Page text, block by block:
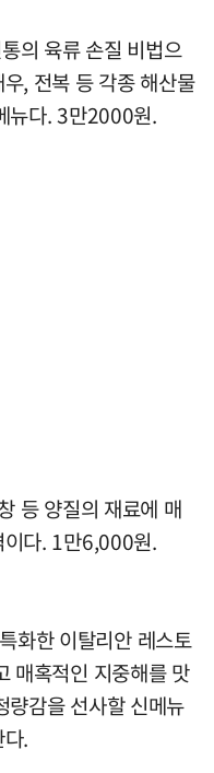
의 육류 손질 비법으
, 전복 등 각종 해산물
뉴다. 3만2000원.
등 양질의 재료에 매
이다. 1만6,000원.
한 이탈리안 레스토
매혹적인 지중해를 맛
량감을 선사할 신메뉴
.